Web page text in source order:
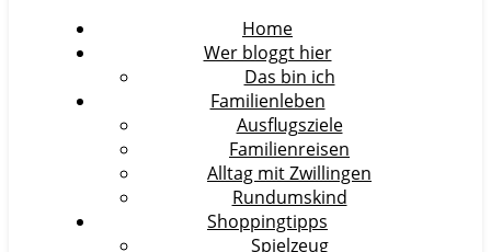
Home
Wer bloggt hier
Das bin ich
Familienleben
Ausflugsziele
Familienreisen
Alltag mit Zwillingen
Rundumskind
Shoppingtipps
Spielzeug